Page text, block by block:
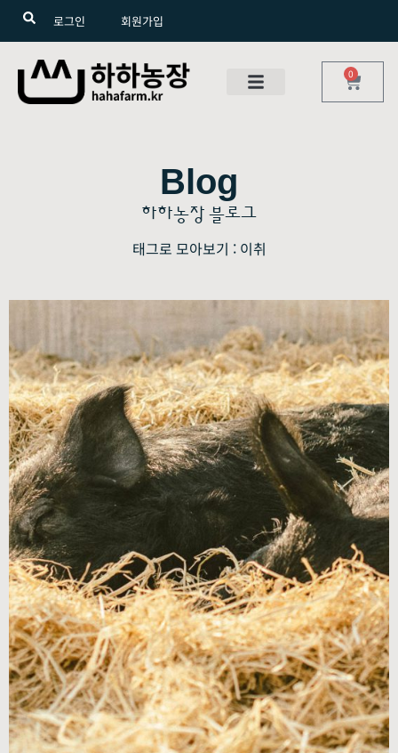
로그인 회원가입
0
Blog
하하농장 블로그
태그로 모아보기 : 이취